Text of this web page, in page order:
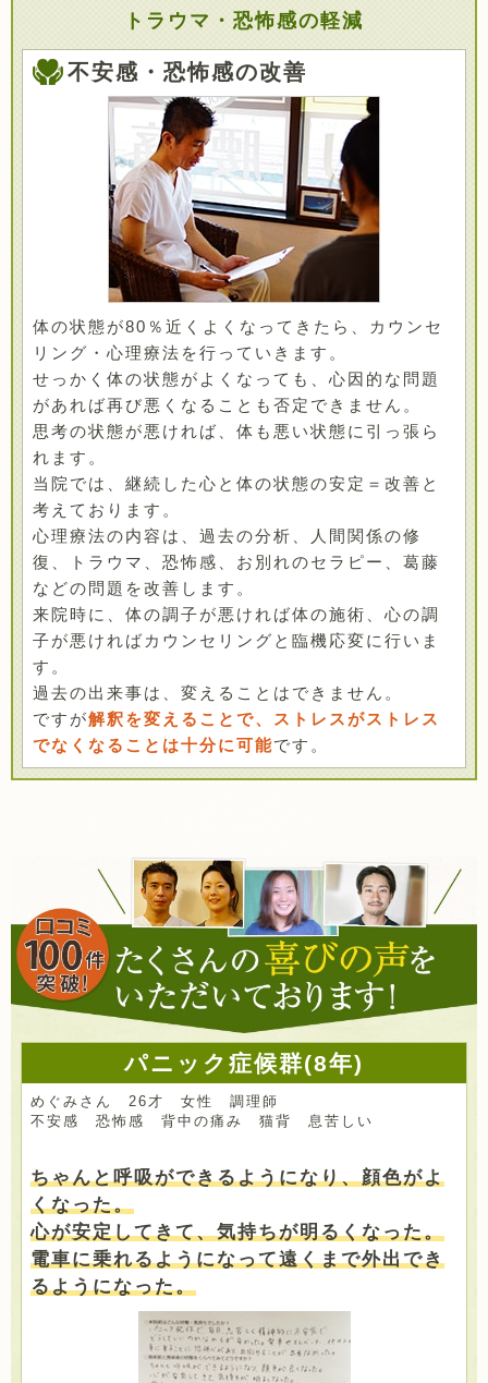
トラウマ・恐怖感の軽減
不安感・恐怖感の改善
体の状態が80％近くよくなってきたら、カウンセ
リング・心理療法を行っていきます。
せっかく体の状態がよくなっても、心因的な問題
があれば再び悪くなることも否定できません。
思考の状態が悪ければ、体も悪い状態に引っ張ら
れます。
当院では、継続した心と体の状態の安定＝改善と
考えております。
心理療法の内容は、過去の分析、人間関係の修
復、トラウマ、恐怖感、お別れのセラピー、葛藤
などの問題を改善します。
来院時に、体の調子が悪ければ体の施術、心の調
子が悪ければカウンセリングと臨機応変に行いま
す。
過去の出来事は、変えることはできません。
ですが解釈を変えることで、ストレスがストレス
でなくなることは十分に可能です。
パニック症候群(8年)
めぐみさん 26才 女性 調理師
不安感 恐怖感 背中の痛み 猫背 息苦しい
ちゃんと呼吸ができるようになり、顔色がよ
くなった。
心が安定してきて、気持ちが明るくなった。
電車に乗れるようになって遠くまで外出でき
るようになった。